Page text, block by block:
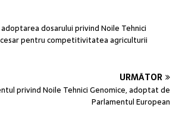
adoptarea dosarului privind Noile Tehnici
pentru competitivitatea agriculturii
URMĂTOR
privind Noile Tehnici Genomice, adoptat de
Parlamentul European